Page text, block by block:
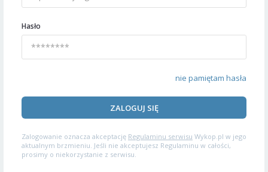
Hasło
nie pamiętam hasła
ZALOGUJ SIĘ
Zalogowanie oznacza akceptację Regulaminu serwisu Wykop.pl w jego
aktualnym brzmieniu. Jeśli nie akceptujesz Regulaminu w całości,
prosimy o niekorzystanie z serwisu.